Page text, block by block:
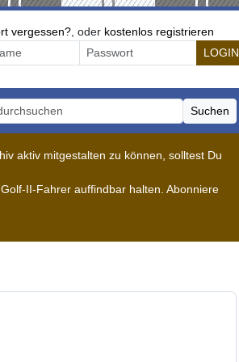
vergessen? , oder kostenlos registrieren
LOGIN
Suchen
aktiv mitgestalten zu können, solltest Du
II-Fahrer auffindbar halten. Abonniere